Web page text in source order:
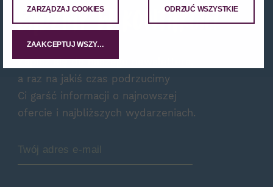
Bądźmy w kontakcie!
Zapisz się do naszego newslettera,
a raz na jakiś czas podrzucimy
Ci garść informacji o najnowszej
ofercie i najbliższych wydarzeniach.
ZARZĄDZAJ COOKIES ODRZUĆ WSZYSTKIE
ZAAKCEPTUJ WSZYSTKIE